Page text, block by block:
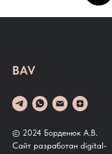
BAV
© 2024 Борденюк А.В.
Сайт разработан digital-